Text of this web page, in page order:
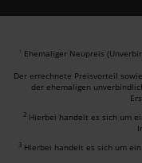
1 Ehemaliger Neupreis
Der errechnete Preisvorteil
der ehemaligen
2 Hierbei handelt es sich um
3 Hierbei handelt es sich um